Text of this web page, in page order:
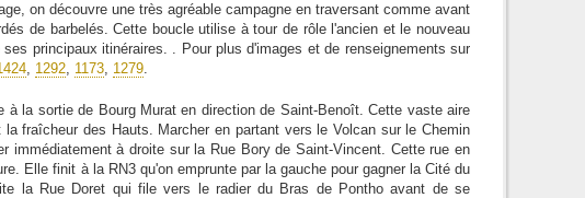
on découvre une très agréable campagne en traversant comme avant
de barbelés. Cette boucle utilise à tour de rôle l'ancien et le nouveau
principaux itinéraires. . Pour plus d'images et de renseignements sur
, 1292, 1173, 1279.
à la sortie de Bourg Murat en direction de Saint-Benoît. Cette vaste aire
fraîcheur des Hauts. Marcher en partant vers le Volcan sur le Chemin
immédiatement à droite sur la Rue Bory de Saint-Vincent. Cette rue en
Elle finit à la RN3 qu'on emprunte par la gauche pour gagner la Cité du
la Rue Doret qui file vers le radier du Bras de Pontho avant de se